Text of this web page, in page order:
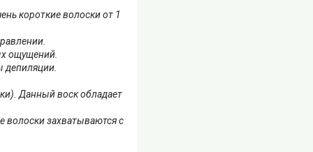
короткие волоски от 1
ощущений.
депиляции.
Данный воск обладает
волоски захватываются с